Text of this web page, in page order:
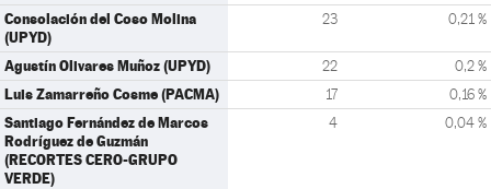
Consolación del Coso Molina
(UPYD)
23 0,21 %
Agustín Olivares Muñoz (UPYD) 22 0,2 %
Luis Zamarreño Cosme (PACMA) 17 0,16 %
Santiago Fernández de Marcos
Rodríguez de Guzmán
(RECORTES CERO-GRUPO
VERDE)
4 0,04 %